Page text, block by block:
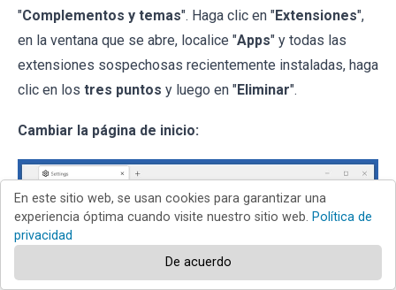
"Complementos y temas". Haga clic en "Extensiones",
en la ventana que se abre, localice "Apps" y todas las
extensiones sospechosas recientemente instaladas, haga
clic en los tres puntos y luego en "Eliminar".
Cambiar la página de inicio:
En este sitio web, se usan cookies para garantizar una
experiencia óptima cuando visite nuestro sitio web. Política de
privacidad
De acuerdo